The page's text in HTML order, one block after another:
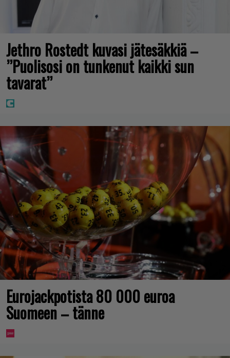
Jethro Rostedt kuvasi jätesäkkiä –
”Puolisosi on tunkenut kaikki sun
tavarat”
Eurojackpotista 80 000 euroa
Suomeen – tänne